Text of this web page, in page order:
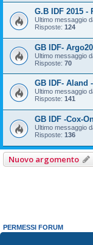
G.B IDF 2015 -
Ultimo messaggio
Risposte: 124
GB IDF-
Ultimo messaggio
Risposte: 70
GB IDF- Aland
Ultimo messaggio
Risposte: 141
GB IDF -Cox-
Ultimo messaggio
Risposte: 136
Nuovo argomento
PERMESSI FORUM